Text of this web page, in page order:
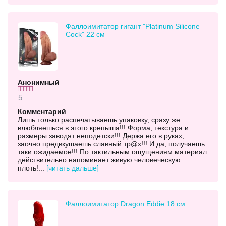
достоверности,
- конструкции для двойного проникновения,
- фаллосы с функцией семяизвержения,
- анатомические торсы,
- двойные и многофункциональные модели,
- мини секс-машины — от ручных до аккумуляторных и
автоматических.
Каждая игрушка создана с учётом разных
предпочтений, чтобы вы могли выбрать именно то, что
подарит максимум удовольствия.
Уход и доставка
Пользоваться игрушкой просто: добавьте немного
Фаллоимитатор гигант "Platinum Silicone
Cock" 22 см
Анонимный
5
Комментарий
Лишь только распечатываешь упаковку, сразу же
влюбляешься в этого крепыша!!! Форма, текстура и
размеры заводят неподетски!!! Держа его в руках,
заочно предвкушаешь славный тр@х!!! И да, получаешь
таки ожидаемое!!! По тактильным ощущениям материал
действительно напоминает живую человеческую
плоть!... [читать дальше]
Фаллоимитатор Dragon Eddie 18 см